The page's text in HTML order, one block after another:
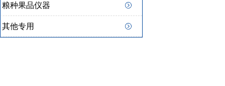
粮种果品仪器
其他专用